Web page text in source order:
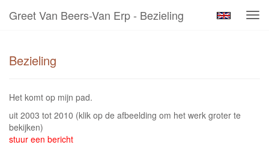
Greet Van Beers-Van Erp - Bezieling
Bezieling
Het komt op mijn pad.
uit 2003 tot 2010 (klik op de afbeelding om het werk groter te
bekijken)
stuur een bericht